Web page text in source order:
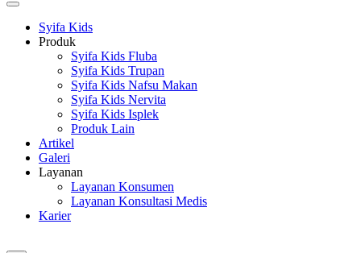
Syifa Kids
Produk
Syifa Kids Fluba
Syifa Kids Trupan
Syifa Kids Nafsu Makan
Syifa Kids Nervita
Syifa Kids Isplek
Produk Lain
Artikel
Galeri
Layanan
Layanan Konsumen
Layanan Konsultasi Medis
Karier